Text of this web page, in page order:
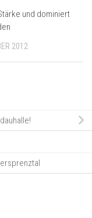
und dominiert
2012